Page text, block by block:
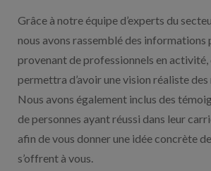
Grâce à notre équipe d’experts du
nous avons rassemblé des informations
provenant de professionnels en activité,
permettra d’avoir une vision réaliste
Nous avons également inclus des
de personnes ayant réussi dans leur
afin de vous donner une idée concrète
s’offrent à vous.